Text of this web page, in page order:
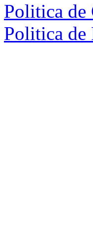
Politica de
Politica de